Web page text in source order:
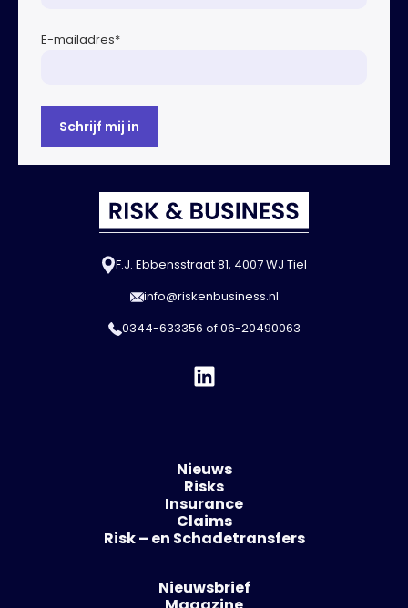
E-mailadres*
F.J. Ebbensstraat 81, 4007 WJ Tiel
info@riskenbusiness.nl
0344-633356 of06-20490063
Nieuws
Risks
Insurance
Claims
Risk – en Schadetransfers
Nieuwsbrief